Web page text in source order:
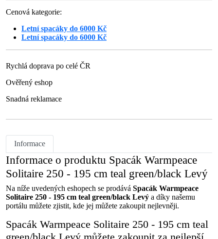
Cenová kategorie:
Letní spacáky do 6000 Kč
Letní spacáky do 6000 Kč
Rychlá doprava po celé ČR
Ověřený eshop
Snadná reklamace
Informace
Informace o produktu Spacák Warmpeace
Solitaire 250 - 195 cm teal green/black Levý
Na níže uvedených eshopech se prodává Spacák Warmpeace
Solitaire 250 - 195 cm teal green/black Levý a díky našemu
portálu můžete zjistit, kde jej můžete zakoupit nejlevněji.
Spacák Warmpeace Solitaire 250 - 195 cm teal